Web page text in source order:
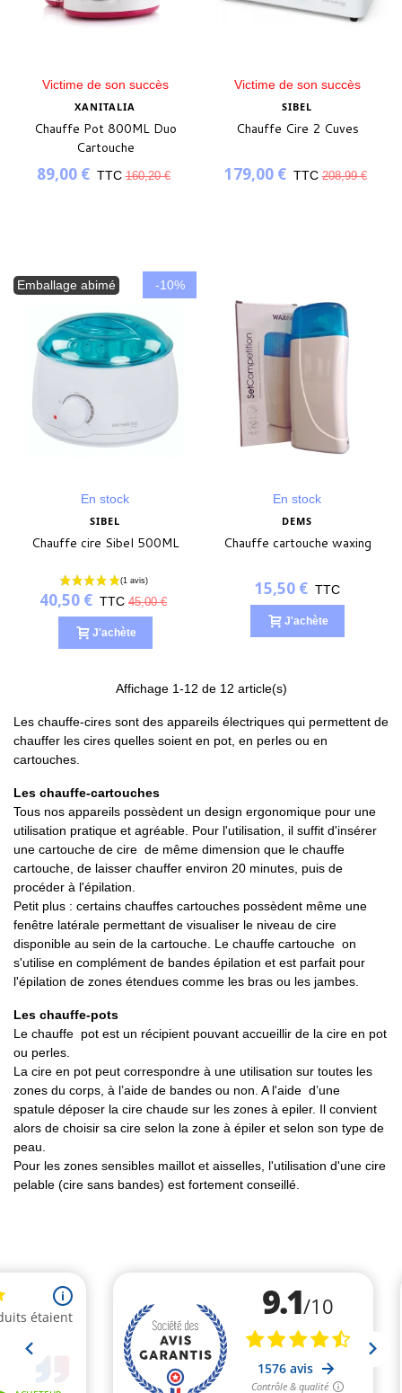
Victime de son succès
XANITALIA
Chauffe Pot 800ML Duo
Cartouche
89,00 € TTC 160,20 €
Victime de son succès
SIBEL
Chauffe Cire 2 Cuves
179,00 € TTC 208,99 €
Emballage abimé -10%
En stock
SIBEL
Chauffe cire Sibel 500ML
40,50 € TTC 45,00 €
J'achète
En stock
DEMS
Chauffe cartouche waxing
15,50 € TTC
J'achète
Affichage 1-12 de 12 article(s)
Les chauffe-cires sont des appareils électriques qui permettent de
chauffer les cires quelles soient en pot, en perles ou en
cartouches.
Les chauffe-cartouches
Tous nos appareils possèdent un design ergonomique pour une
utilisation pratique et agréable. Pour l'utilisation, il suffit d'insérer
une cartouche de cire de même dimension que le chauffe
cartouche, de laisser chauffer environ 20 minutes, puis de
procéder à l'épilation.
Petit plus : certains chauffes cartouches possèdent même une
fenêtre latérale permettant de visualiser le niveau de cire
disponible au sein de la cartouche. Le chauffe cartouche on
s'utilise en complément de bandes épilation et est parfait pour
l'épilation de zones étendues comme les bras ou les jambes.
Les chauffe-pots
Le chauffe pot est un récipient pouvant accueillir de la cire en pot
ou perles.
La cire en pot peut correspondre à une utilisation sur toutes les
zones du corps, à l’aide de bandes ou non. A l'aide d’une
spatule déposer la cire chaude sur les zones à epiler. Il convient
alors de choisir sa cire selon la zone à épiler et selon son type de
peau.
Pour les zones sensibles maillot et aisselles, l'utilisation d'une cire
pelable (cire sans bandes) est fortement conseillé.